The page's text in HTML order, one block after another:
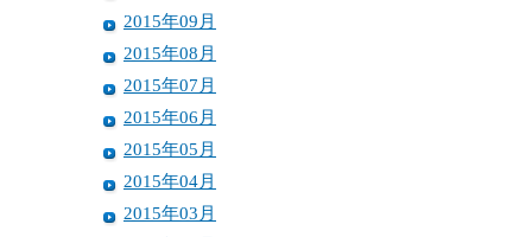
2015年09月
2015年08月
2015年07月
2015年06月
2015年05月
2015年04月
2015年03月